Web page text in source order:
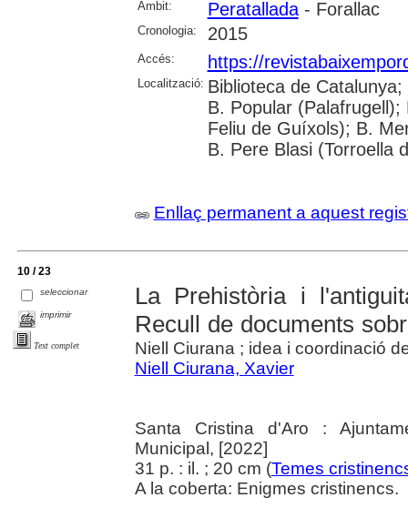
Àmbit:
Peratallada- Forallac
Cronologia: 2015
Accés: https://
Localització: Biblioteca de
B. Popular
Feliu de Guíxols); B.
B. Pere Blasi (Torroella
Enllaç permanent a aquest
10 / 23
seleccionar
imprimir
Text complet
La Prehistòria i
Recull de documents
Niell Ciurana ; idea i coordinació
Niell Ciurana, Xavier
Santa Cristina d'Aro :
Municipal, [2022]
31 p. : il. ; 20 cm (Temes
A la coberta: Enigmes cristinencs.